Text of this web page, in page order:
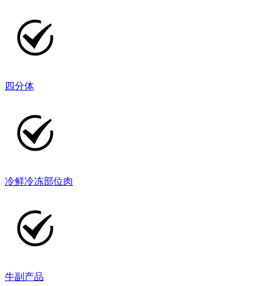
四分体
冷鲜冷冻部位肉
牛副产品